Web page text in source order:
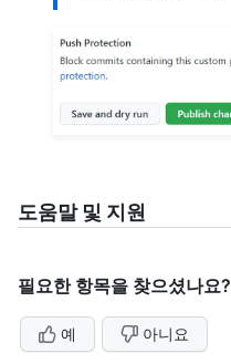
도움말 및 지원
필요한 항목을 찾으셨나요?
예 아니요